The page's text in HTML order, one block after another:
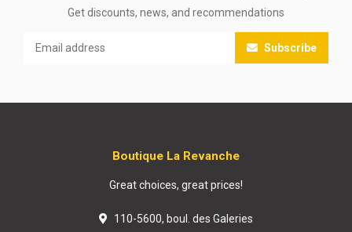
Get discounts, news, and recommendations
Subscribe
Boutique La Revanche
Great choices, great prices!
110-5600, boul. des Galeries